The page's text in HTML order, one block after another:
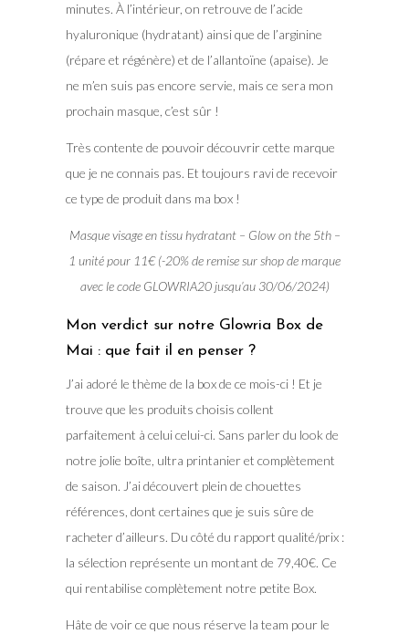
minutes. À l’intérieur, on retrouve de l’acide
hyaluronique (hydratant) ainsi que de l’arginine
(répare et régénère) et de l’allantoïne (apaise). Je
ne m’en suis pas encore servie, mais ce sera mon
prochain masque, c’est sûr !
Très contente de pouvoir découvrir cette marque
que je ne connais pas. Et toujours ravi de recevoir
ce type de produit dans ma box !
Masque visage en tissu hydratant – Glow on the 5th –
1 unité pour 11€ (-20% de remise sur shop de marque
avec le code GLOWRIA20 jusqu’au 30/06/2024)
Mon verdict sur notre Glowria Box de
Mai : que fait il en penser ?
J’ai adoré le thème de la box de ce mois-ci ! Et je
trouve que les produits choisis collent
parfaitement à celui celui-ci. Sans parler du look de
notre jolie boîte, ultra printanier et complètement
de saison. J’ai découvert plein de chouettes
références, dont certaines que je suis sûre de
racheter d’ailleurs. Du côté du rapport qualité/prix :
la sélection représente un montant de 79,40€. Ce
qui rentabilise complètement notre petite Box.
Hâte de voir ce que nous réserve la team pour le